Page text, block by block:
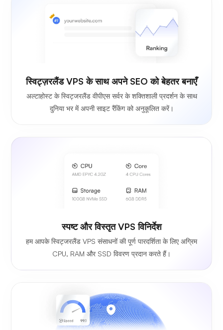
स्विट्ज़रलैंड VPS के साथ अपने SEO को बेहतर बनाएँ
अल्टाहोस्ट के स्विट्जरलैंड वीपीएस सर्वर के शक्तिशाली प्रदर्शन के साथ
दुनिया भर में अपनी साइट रैंकिंग को अनुकूलित करें।
स्पष्ट और विस्तृत VPS विनिर्देश
हम आपके स्विट्जरलैंड VPS संसाधनों की पूर्ण पारदर्शिता के लिए अग्रिम
CPU, RAM और SSD विवरण प्रदान करते हैं।